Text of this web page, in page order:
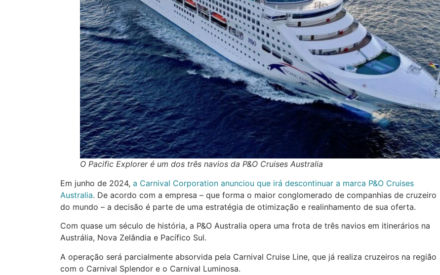
O Pacific Explorer é um dos três navios da P&O Cruises Australia
Em junho de 2024, a Carnival Corporation anunciou que irá descontinuar a marca P&O Cruises
Australia. De acordo com a empresa – que forma o maior conglomerado de companhias de cruzeiro
do mundo – a decisão é parte de uma estratégia de otimização e realinhamento de sua oferta.
Com quase um século de história, a P&O Australia opera uma frota de três navios em itinerários na
Austrália, Nova Zelândia e Pacífico Sul.
A operação será parcialmente absorvida pela Carnival Cruise Line, que já realiza cruzeiros na região
com o Carnival Splendor e o Carnival Luminosa.